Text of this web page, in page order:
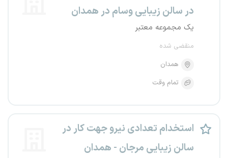
در سالن زیبایی وسام در همدان
یک مجموعه معتبر
منقضی شده
همدان
تمام وقت
استخدام تعدادی نیرو جهت کار در
سالن زیبایی مرجان - همدان